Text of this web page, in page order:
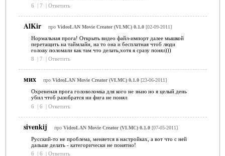
6
| 7 | Ответить
AlKir про VideoLAN Movie Creator (VLMC) 0.1.0[02-09-2011]
Нормальная прога! Открыть видео файл-импорт далее мышкой
перетащить на таймлайн, на то она и бесплатная чтоб люди
голову поломали как там что делать,хотя я сразу понял)))
8
| 7 | Ответить
мих про VideoLAN Movie Creator (VLMC) 0.1.0[23-06-2011]
Охрененая прога головоломка для кого не знаю но я целый день
убил чтоб разобратся ни фига не понял
6
| 6 | Ответить
sivenkij про VideoLAN Movie Creator (VLMC) 0.1.0[07-05-2011]
Русский-то не проблема, меняется в настройках, а вот что с ней
дальше делать - категорически не понятно!
6
| 6 | Ответить